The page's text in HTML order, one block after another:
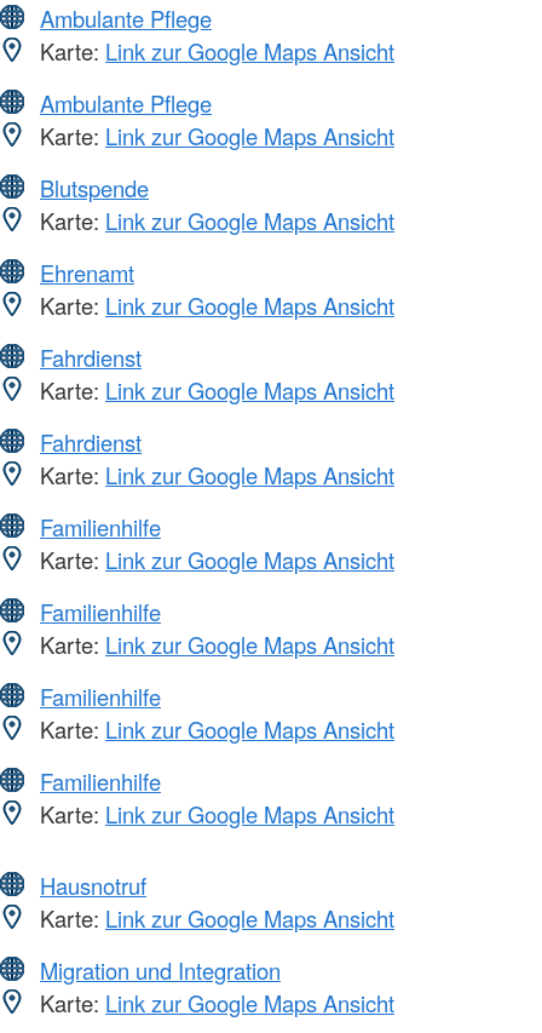
Ambulante Pflege
Karte: Link zur Google Maps Ansicht
Ambulante Pflege
Karte: Link zur Google Maps Ansicht
Blutspende
Karte: Link zur Google Maps Ansicht
Ehrenamt
Karte: Link zur Google Maps Ansicht
Fahrdienst
Karte: Link zur Google Maps Ansicht
Fahrdienst
Karte: Link zur Google Maps Ansicht
Familienhilfe
Karte: Link zur Google Maps Ansicht
Familienhilfe
Karte: Link zur Google Maps Ansicht
Familienhilfe
Karte: Link zur Google Maps Ansicht
Familienhilfe
Karte: Link zur Google Maps Ansicht
Hausnotruf
Karte: Link zur Google Maps Ansicht
Migration und Integration
Karte: Link zur Google Maps Ansicht